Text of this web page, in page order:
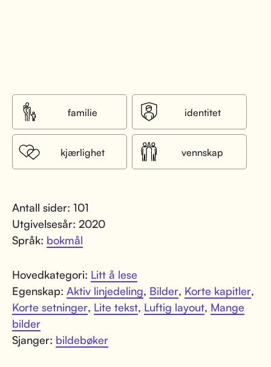
familie identitet
kjærlighet vennskap
Antall sider: 101
Utgivelsesår: 2020
Språk: bokmål
Hovedkategori: Litt å lese
Egenskap: Aktiv linjedeling, Bilder, Korte kapitler,
Korte setninger, Lite tekst, Luftig layout, Mange
bilder
Sjanger: bildebøker